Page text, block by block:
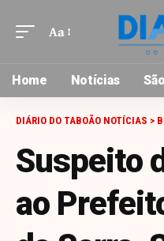
Font
Aa
Home Notícias
DIÁRIO DO TABOÃO NOTÍCIAS >
Suspeito
ao